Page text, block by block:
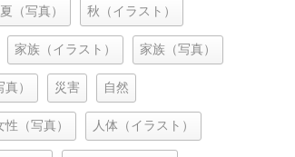
夏（写真） 秋（イラスト）
家族（イラスト） 家族（写真）
） 災害 自然
性（写真） 人体（イラスト）